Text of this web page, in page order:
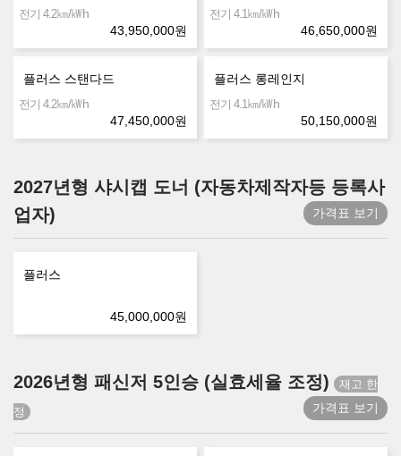
전기 4.2㎞/㎾h
43,950,000원
전기 4.1㎞/㎾h
46,650,000원
플러스 스탠다드
전기 4.2㎞/㎾h
47,450,000원
플러스 롱레인지
전기 4.1 ㎞/㎾h
50,150,000원
2027년형 샤시캡 도너 (자동차제작자등 등록사
업자)
가격표 보기
플러스
45,000,000원
2026년형 패신저 5인승 (실효세율 조정)
가격표 보기